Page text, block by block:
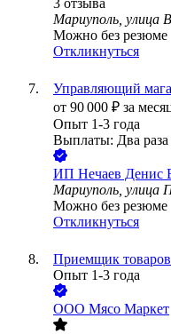
3 отзыва
Мариуполь, улица
Можно без резюме
Откликнуться
Управляющий
от 90 000 ₽ за
Опыт 1-3 года
Выплаты: Два раза
ИП Нечаев Денис
Мариуполь, улица
Можно без резюме
Откликнуться
Приемщик товаров
Опыт 1-3 года
ООО Мясо Маркет